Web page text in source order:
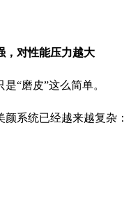
，对性能压力越大
“磨皮”这么简单。
颜系统已经越来越复杂：